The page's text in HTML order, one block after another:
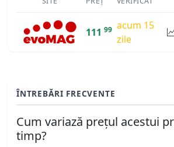
111 99 acum 15
zile
ÎNTREBĂRI FRECVENTE
Cum variază prețul acestui
timp?